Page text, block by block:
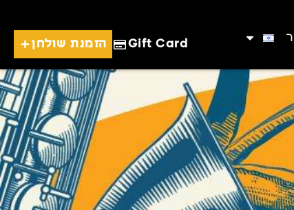
Gift Card הזמנת שולחן